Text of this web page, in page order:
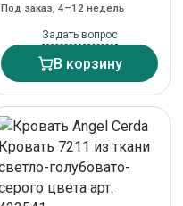
Под заказ, 4–12 недель
Задать вопрос
В корзину